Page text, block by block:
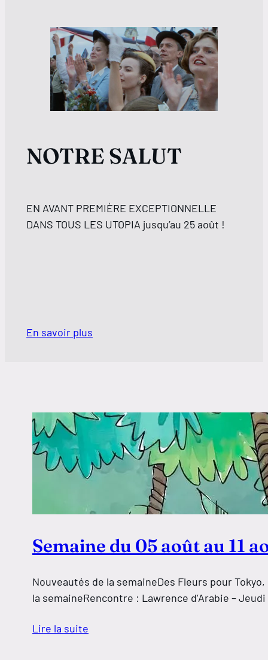
NOTRE SALUT
EN AVANT PREMIÈRE EXCEPTIONNELLE
DANS TOUS LES UTOPIA jusqu’au 25 août !
En savoir plus
Semaine du 05 août au 11
Nouveautés de la semaineDes Fleurs pour
la semaineRencontre : Lawrence d’Arabie – Jeudi
Lire la suite